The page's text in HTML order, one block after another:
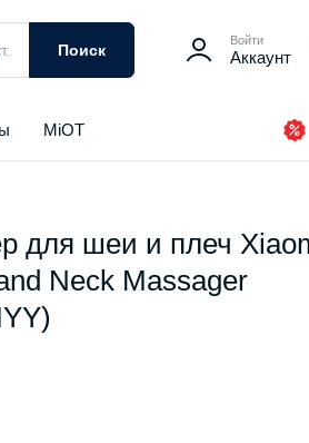
Поиск
Войти
Аккаунт
MiOT
для шеи и плеч
Neck Massager